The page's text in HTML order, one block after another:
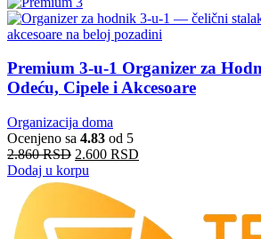
Premium 3-u-1 Organizer za
Odeću, Cipele i Akcesoare
Organizacija doma
Ocenjeno sa 4.83 od 5
2.860RSD 2.600 RSD
Dodaj u korpu